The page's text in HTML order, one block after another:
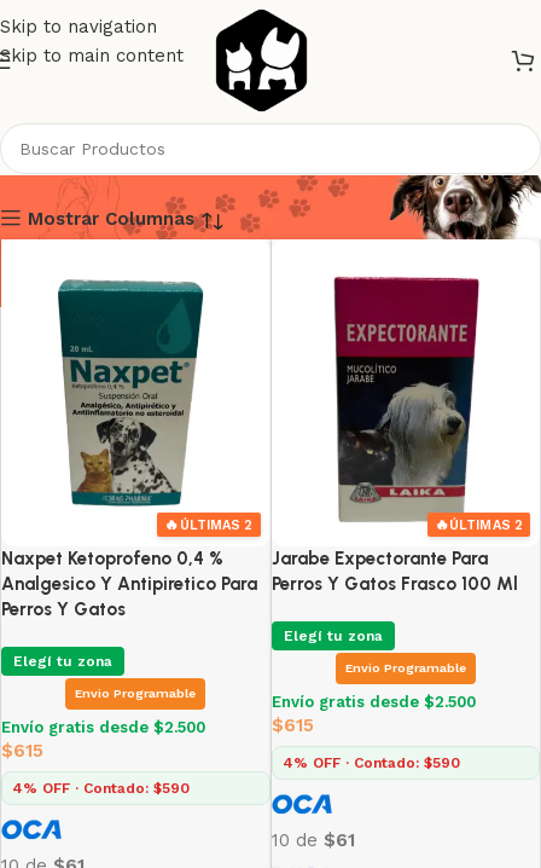
Skip to navigation
Skip to main content
Antibióticos
Mostrar Columnas
🔥 ÚLTIMAS 2
Naxpet Ketoprofeno 0,4 %
Analgesico Y Antipiretico Para
Perros Y Gatos
Elegí tu zona
Envio Programable
Envío gratis desde $2.500
$615
4% OFF · Contado: $590
🔥ÚLTIMAS 2
Jarabe Expectorante Para
Perros Y Gatos Frasco 100 Ml
Elegí tu zona
Envio Programable
Envío gratis desde $2.500
$615
4% OFF · Contado: $590
10 de $61